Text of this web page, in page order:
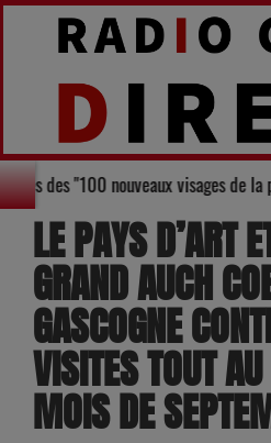
au Palmarès des "100 nouveaux
LE PAYS D’ART
GRAND AUCH
GASCOGNE
VISITES TOUT
MOIS DE